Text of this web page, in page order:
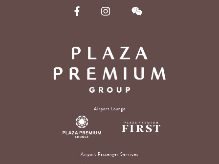
Airport Lounge
Airport Passenger Services